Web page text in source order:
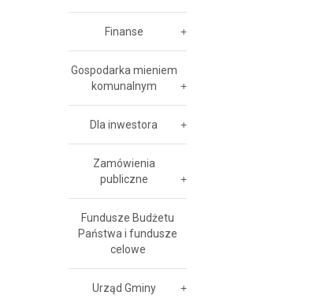
Finanse
Gospodarka mieniem
komunalnym
Dla inwestora
Zamówienia
publiczne
Fundusze Budżetu
Państwa i fundusze
celowe
Urząd Gminy